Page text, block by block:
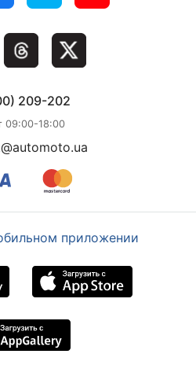
209-202
09:00-18:00
приложении